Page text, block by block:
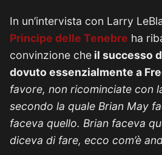
In un’intervista con Larry
Principe delle Tenebre ha
convinzione che il successo
dovuto essenzialmente a
favore, non ricominciate con
secondo la quale Brian May
faceva quello. Brian faceva
diceva di fare, ecco com’è